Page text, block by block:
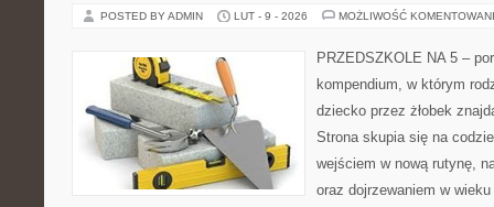
POSTED BY ADMIN LUT - 9 - 2026 MOŻLIWOŚĆ
PRZEDSZKOLE NA 5 –
kompendium, w którym
dziecko przez żłobek
Strona skupia się na
wejściem w nową rutynę,
oraz dojrzewaniem w